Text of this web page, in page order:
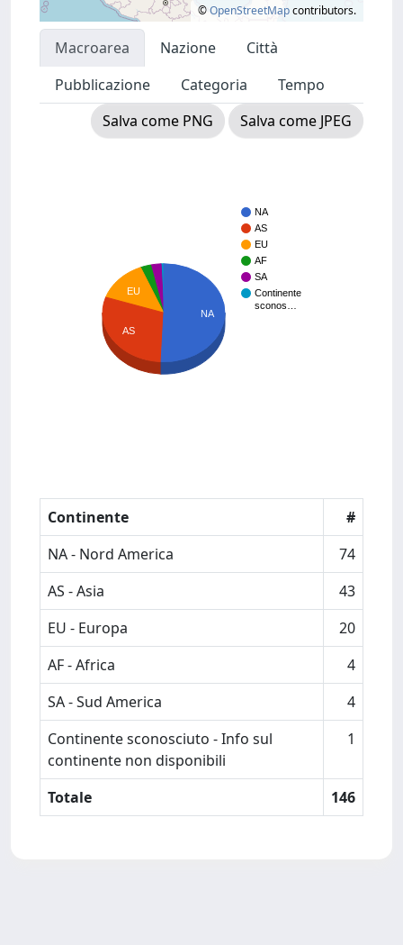
©OpenStreetMapcontributors.
Macroarea Nazione
Città
Pubblicazione
Categoria
Tempo
Salva come PNG
Salva come JPEG
NA
AS
EU
AF
SA
Continente
sconos…
EU
AS
NA
Continente
#
NA - Nord America
74
AS - Asia
43
EU - Europa
20
AF - Africa
4
SA - Sud America
4
Continente sconosciuto - Info sul
continente non disponibili
1
Totale 146